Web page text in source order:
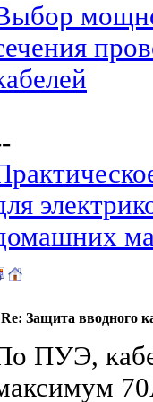
Re: Защита вводного
ПУЭ,